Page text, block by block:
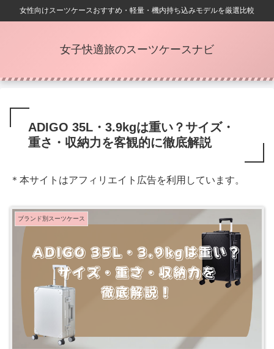
女性向けスーツケースおすすめ・軽量・機内持ち込みモデルを厳選比較
女子快適旅のスーツケースナビ
ADIGO 35L・3.9kgは重い？サイズ・
重さ・収納力を客観的に徹底解説
＊本サイトはアフィリエイト広告を利用しています。
ブランド別スーツケース